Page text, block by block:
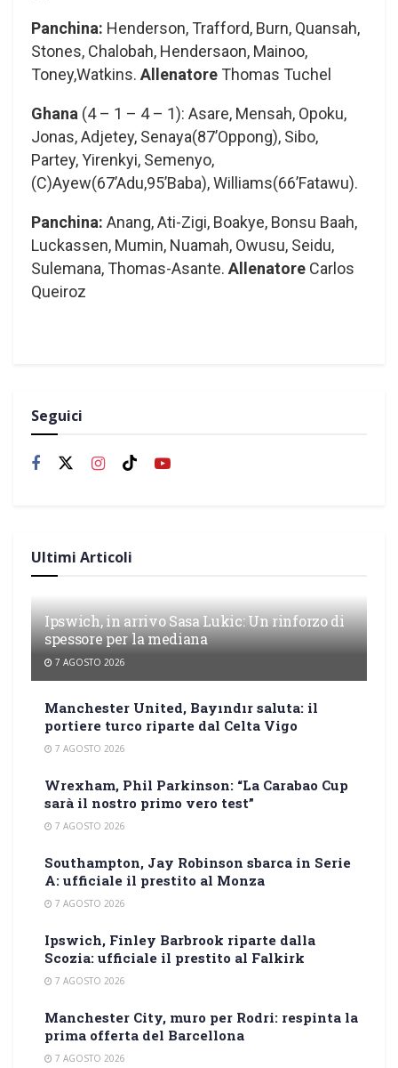
Panchina: Henderson, Trafford, Burn, Quansah,
Stones, Chalobah, Hendersaon, Mainoo,
Toney,Watkins. Allenatore Thomas Tuchel
Ghana (4 – 1 – 4 – 1): Asare, Mensah, Opoku,
Jonas, Adjetey, Senaya(87’Oppong), Sibo,
Partey, Yirenkyi, Semenyo,
(C)Ayew(67’Adu,95’Baba), Williams(66’Fatawu).
Panchina: Anang, Ati-Zigi, Boakye, Bonsu Baah,
Luckassen, Mumin, Nuamah, Owusu, Seidu,
Sulemana, Thomas-Asante. Allenatore Carlos
Queiroz
Seguici
Ultimi Articoli
Ipswich, in arrivo Sasa Lukic: Un rinforzo di
spessore per la mediana
7 AGOSTO 2026
Manchester United, Bayındır saluta: il
portiere turco riparte dal Celta Vigo
7 AGOSTO 2026
Wrexham, Phil Parkinson: “La Carabao Cup
sarà il nostro primo vero test”
7 AGOSTO 2026
Southampton, Jay Robinson sbarca in Serie
A: ufficiale il prestito al Monza
7 AGOSTO 2026
Ipswich, Finley Barbrook riparte dalla
Scozia: ufficiale il prestito al Falkirk
7 AGOSTO 2026
Manchester City, muro per Rodri: respinta la
prima offerta del Barcellona
7 AGOSTO 2026